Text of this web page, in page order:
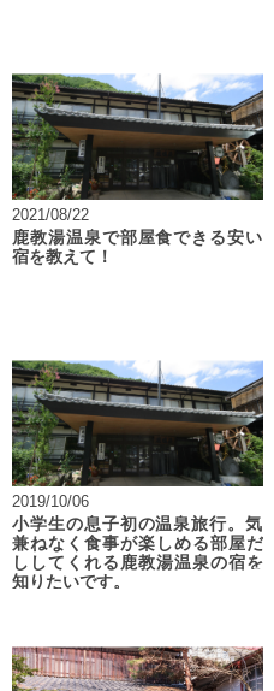
2021/08/22
鹿教湯温泉で部屋食できる安い
宿を教えて！
2019/10/06
小学生の息子初の温泉旅行。気
兼ねなく食事が楽しめる部屋だ
ししてくれる鹿教湯温泉の宿を
知りたいです。